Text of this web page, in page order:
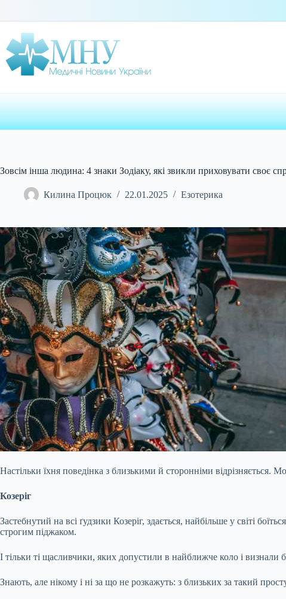
Зовсім інша людина: 4 знаки Зодіаку, які звикли приховувати своє
Килина Процюк 22.01.2025 Езотерика
Настільки їхня поведінка з близькими й сторонніми
Козеріг
Застебнутий на всі ґудзики Козеріг, здається, найбільше у світі
строгим піджаком.
І тільки ті щасливчики, яких допустили в найближче коло і визнали
Знають, але нікому і ні за що не розкажуть: з близьких за такий